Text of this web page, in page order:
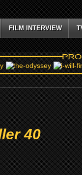
FILM INTERVIEW
40